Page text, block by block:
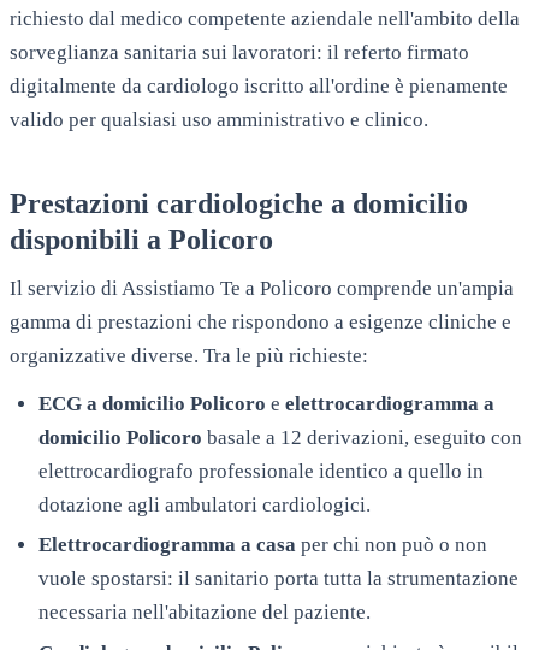
richiesto dal medico competente aziendale nell'ambito della
sorveglianza sanitaria sui lavoratori: il referto firmato
digitalmente da cardiologo iscritto all'ordine è pienamente
valido per qualsiasi uso amministrativo e clinico.
Prestazioni cardiologiche a domicilio
disponibili a Policoro
Il servizio di Assistiamo Te a Policoro comprende un'ampia
gamma di prestazioni che rispondono a esigenze cliniche e
organizzative diverse. Tra le più richieste:
ECG a domicilio Policoro e elettrocardiogramma a
domicilio Policoro basale a 12 derivazioni, eseguito con
elettrocardiografo professionale identico a quello in
dotazione agli ambulatori cardiologici.
Elettrocardiogramma a casa per chi non può o non
vuole spostarsi: il sanitario porta tutta la strumentazione
necessaria nell'abitazione del paziente.